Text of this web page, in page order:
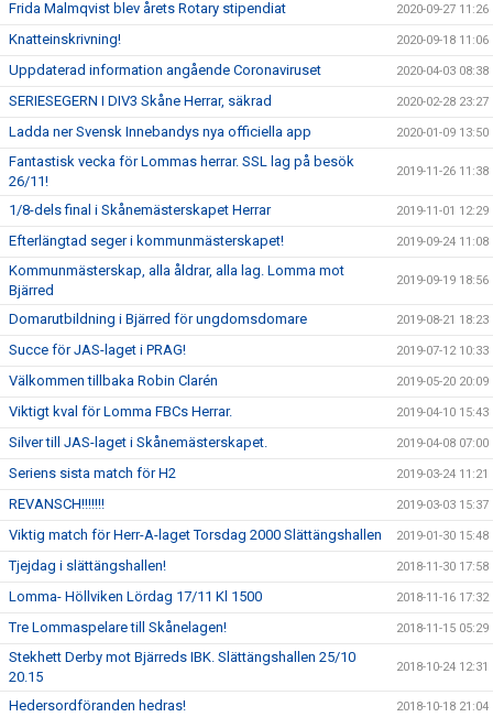
Frida Malmqvist blev årets Rotary stipendiat 2020-09-27 11:26
Knatteinskrivning! 2020-09-18 11:06
Uppdaterad information angående Coronaviruset 2020-04-03 08:38
SERIESEGERN I DIV3 Skåne Herrar, säkrad 2020-02-28 23:27
Ladda ner Svensk Innebandys nya officiella app 2020-01-09 13:50
Fantastisk vecka för Lommas herrar. SSL lag på besök
26/11!
2019-11-26 11:38
1/8-dels final i Skånemästerskapet Herrar 2019-11-01 12:29
Efterlängtad seger i kommunmästerskapet! 2019-09-24 11:08
Kommunmästerskap, alla åldrar, alla lag. Lomma mot
Bjärred
2019-09-19 18:56
Domarutbildning i Bjärred för ungdomsdomare 2019-08-21 18:23
Succe för JAS-laget i PRAG! 2019-07-12 10:33
Välkommen tillbaka Robin Clarén 2019-05-20 20:09
Viktigt kval för Lomma FBCs Herrar. 2019-04-10 15:43
Silver till JAS-laget i Skånemästerskapet. 2019-04-08 07:00
Seriens sista match för H2 2019-03-24 11:21
REVANSCH!!!!!!! 2019-03-03 15:37
Viktig match för Herr-A-laget Torsdag 2000 Slättängshallen 2019-01-30 15:48
Tjejdag i slättängshallen! 2018-11-30 17:58
Lomma- Höllviken Lördag 17/11 Kl 1500 2018-11-16 17:32
Tre Lommaspelare till Skånelagen! 2018-11-15 05:29
Stekhett Derby mot Bjärreds IBK. Slättängshallen 25/10
20.15
2018-10-24 12:31
Hedersordföranden hedras! 2018-10-18 21:04